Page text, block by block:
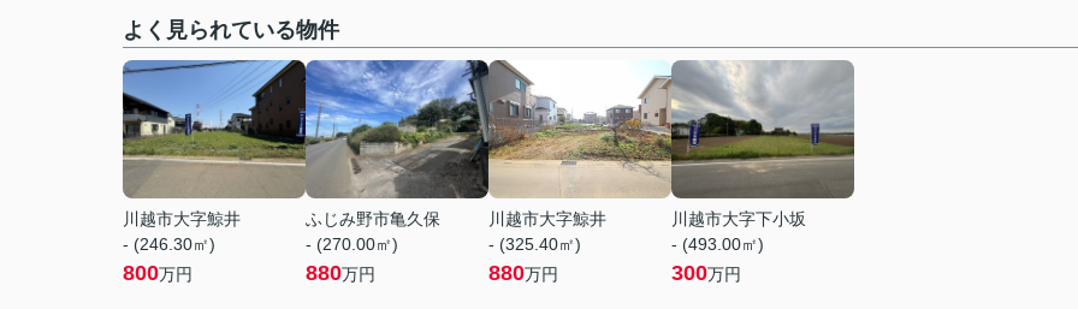
よく見られている物件
川越市大字鯨井
- (246.30㎡)
800万円
ふじみ野市亀久保
- (270.00㎡)
880万円
川越市大字鯨井
- (325.40㎡)
880万円
川越市大字下小坂
- (493.00㎡)
300万円